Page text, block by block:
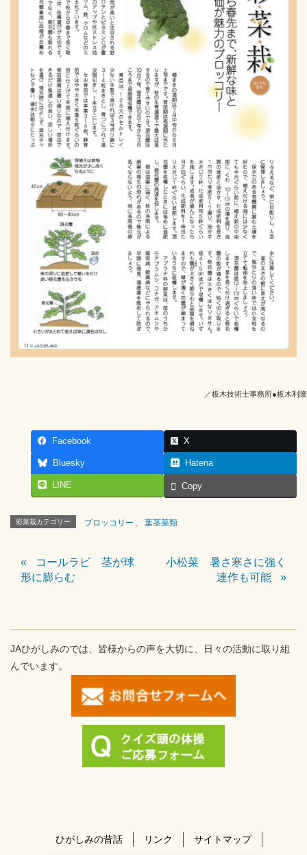
／板木技術士事務所●板木利隆
Facebook X
Bluesky Hatena
LINE Copy
彩菜栽カテゴリー ブロッコリー 、 葉茎菜類
コールラビ 茎が球
形に膨らむ
小松菜 暑さ寒さに強く
連作も可能
JAひがしみのでは、皆様からの声を大切に、日々の活動に取り組
んでいます。
ひがしみの昔話 リンク サイトマップ